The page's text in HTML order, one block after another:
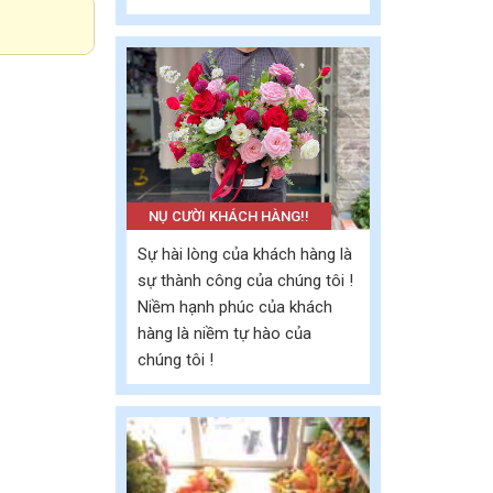
NỤ CƯỜI KHÁCH HÀNG!!
Sự hài lòng của khách hàng là
sự thành công của chúng tôi !
Niềm hạnh phúc của khách
hàng là niềm tự hào của
chúng tôi !